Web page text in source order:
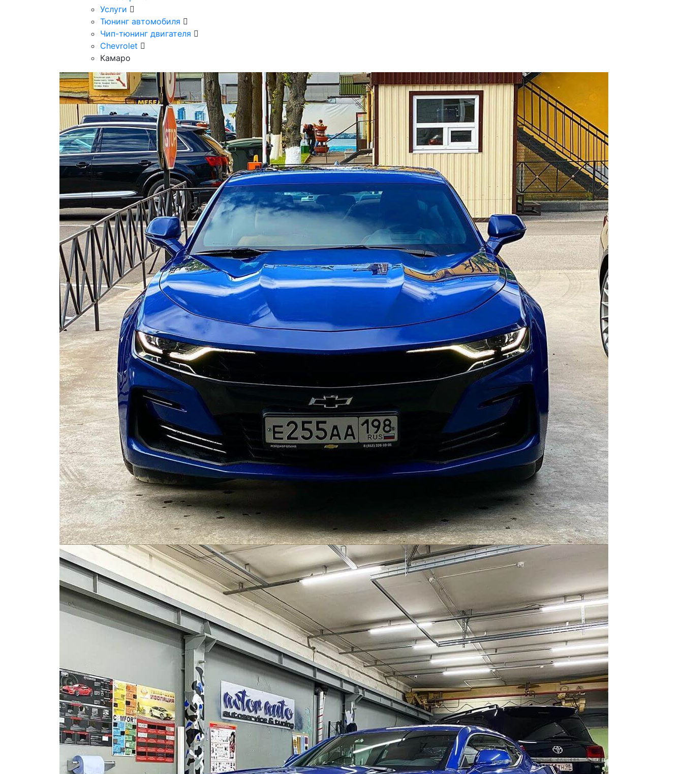
Услуги
Тюнинг автомобиля
Чип-тюнинг двигателя
Chevrolet
Камаро
ВИД РАБОТ
Чип-тюнинг двигателя
АВТОМОБИЛЬ
Chevrolet Camaro
СРОК ИСПОЛНЕНИЯ
1 час
стоимость работы
от 15000 руб.
заказать похожую услугу